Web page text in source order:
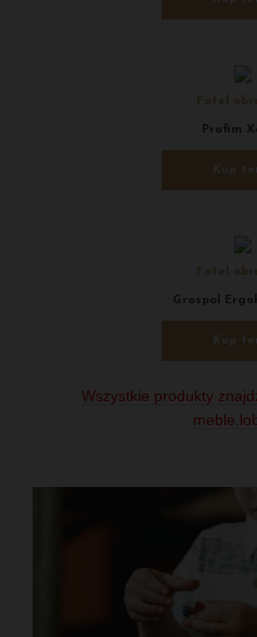
Profim
Grospol
Wszystkie produkty